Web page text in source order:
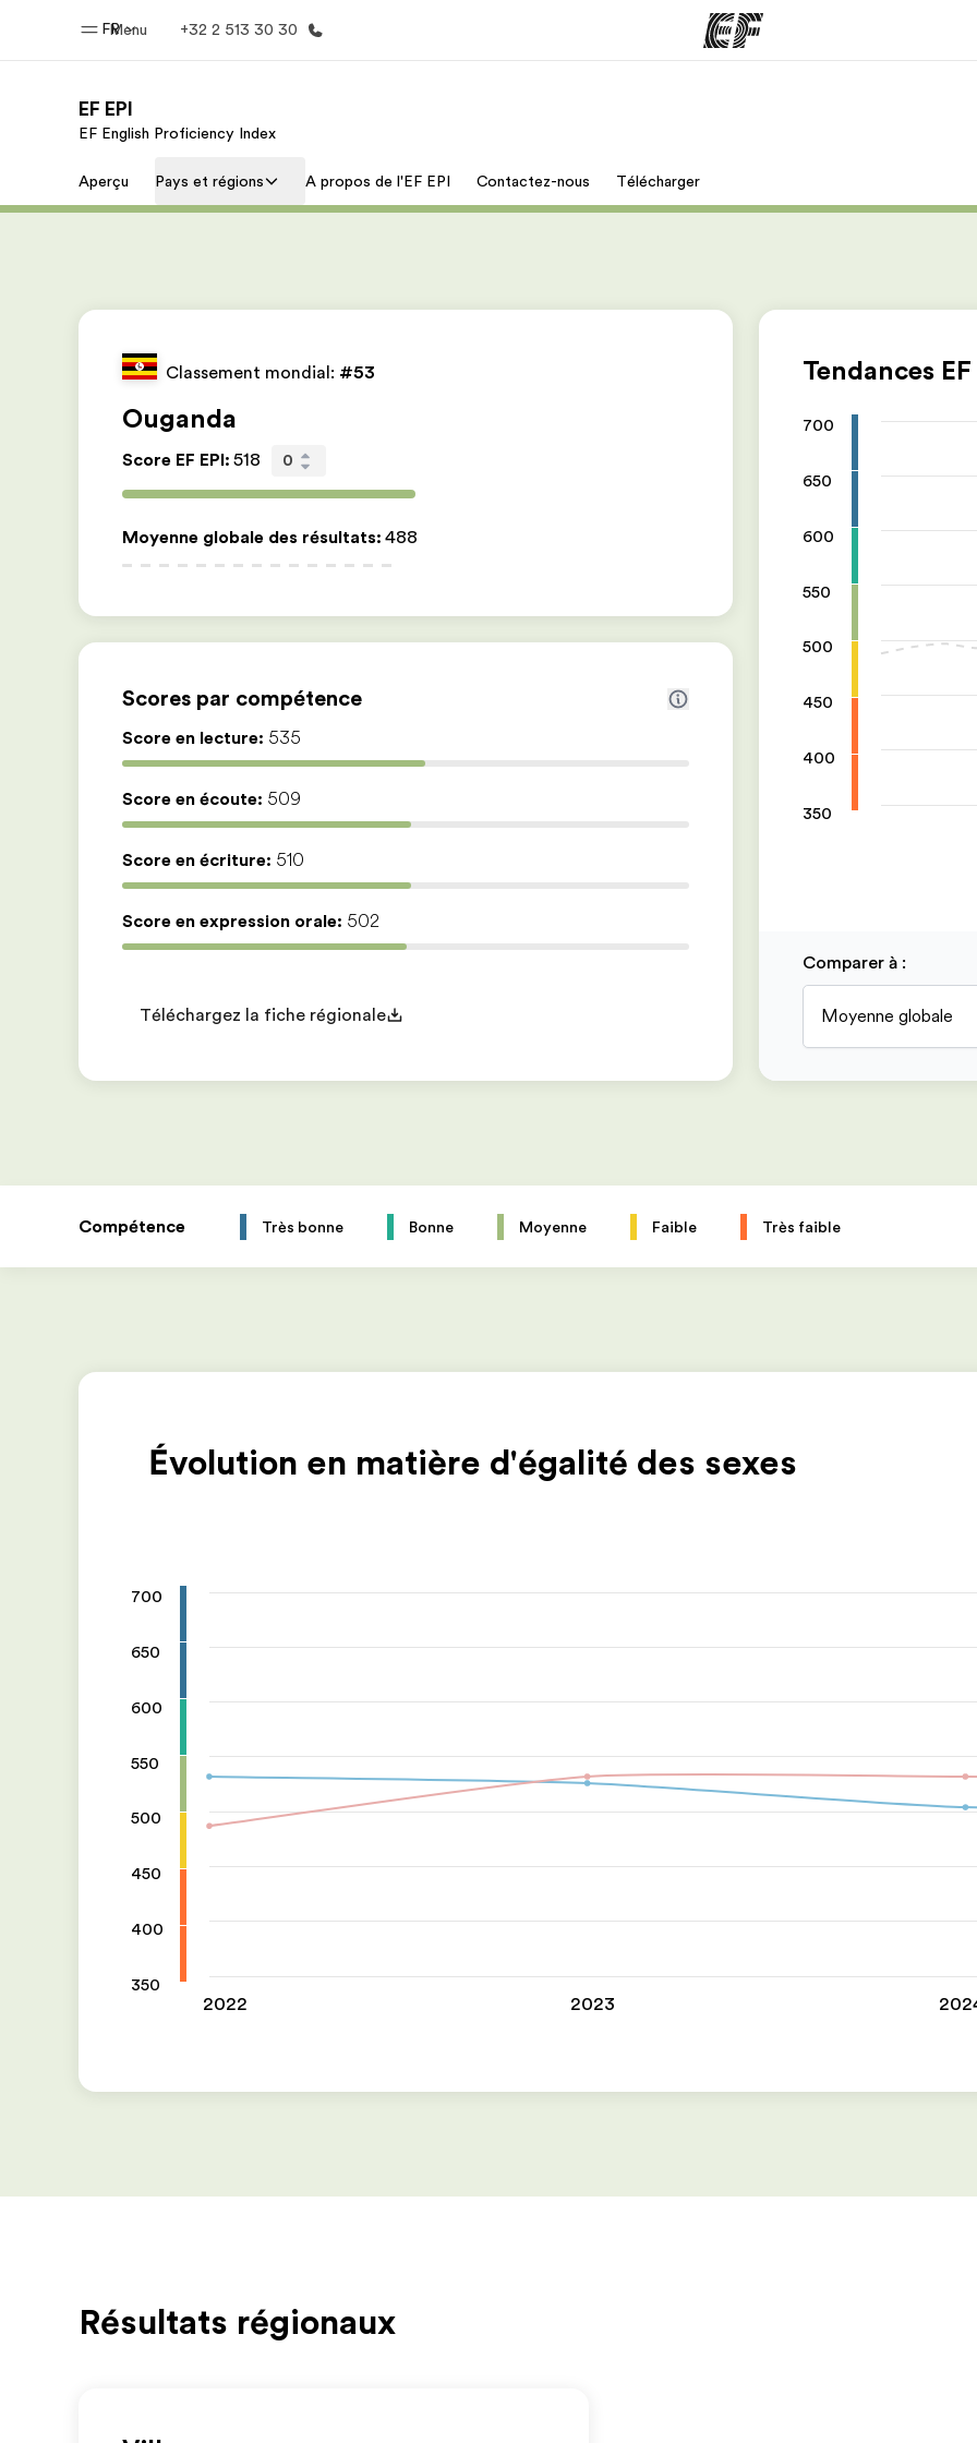
Menu
FR +32 2 513 30 30
Bienvenue chez EF Nos offres Trouver un bureau
EF EPI
EF English Proficiency Index
Aperçu Pays et régions A propos de l'EF EPI Contactez-nous Télécharger
Classement mondial: #53
Ouganda
Score EF EPI: 518 0
Moyenne globale des résultats: 488
Scores par compétence
Score en lecture: 535
Score en écoute: 509
Score en écriture: 510
Score en expression orale: 502
Téléchargez la fiche régionale
Tendances EF
700
650
600
550
500
450
400
350
Comparer à :
Moyenne globale
Compétence Très bonne Bonne Moyenne Faible Très faible
Évolution en matière d'égalité des sexes
700
650
600
550
500
450
400
350
2022 2023
Résultats régionaux